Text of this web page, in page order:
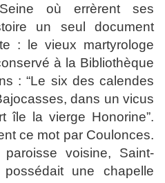
où errèrent ses
un seul document
: le vieux martyrologe
à la Bibliothèque
: “Le six des calendes
dans un vicus
île la vierge Honorine”.
ce mot par Coulonces.
voisine, Saint-
possédait une chapelle